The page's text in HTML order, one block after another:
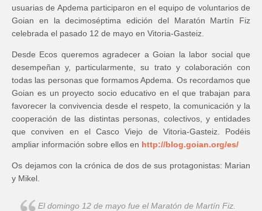
usuarias de Apdema participaron en el equipo de voluntarios de
Goian en la decimoséptima edición del Maratón Martín Fiz
celebrada el pasado 12 de mayo en Vitoria-Gasteiz.
Desde Ecos queremos agradecer a Goian la labor social que
desempeñan y, particularmente, su trato y colaboración con
todas las personas que formamos Apdema. Os recordamos que
Goian es un proyecto socio educativo en el que trabajan para
favorecer la convivencia desde el respeto, la comunicación y la
cooperación de las distintas personas, colectivos, y entidades
que conviven en el Casco Viejo de Vitoria-Gasteiz. Podéis
ampliar información sobre ellos en http://blog.goian.org/es/
Os dejamos con la crónica de dos de sus protagonistas: Marian
y Mikel.
El domingo 12 de mayo fue el Maratón de Martín Fiz.